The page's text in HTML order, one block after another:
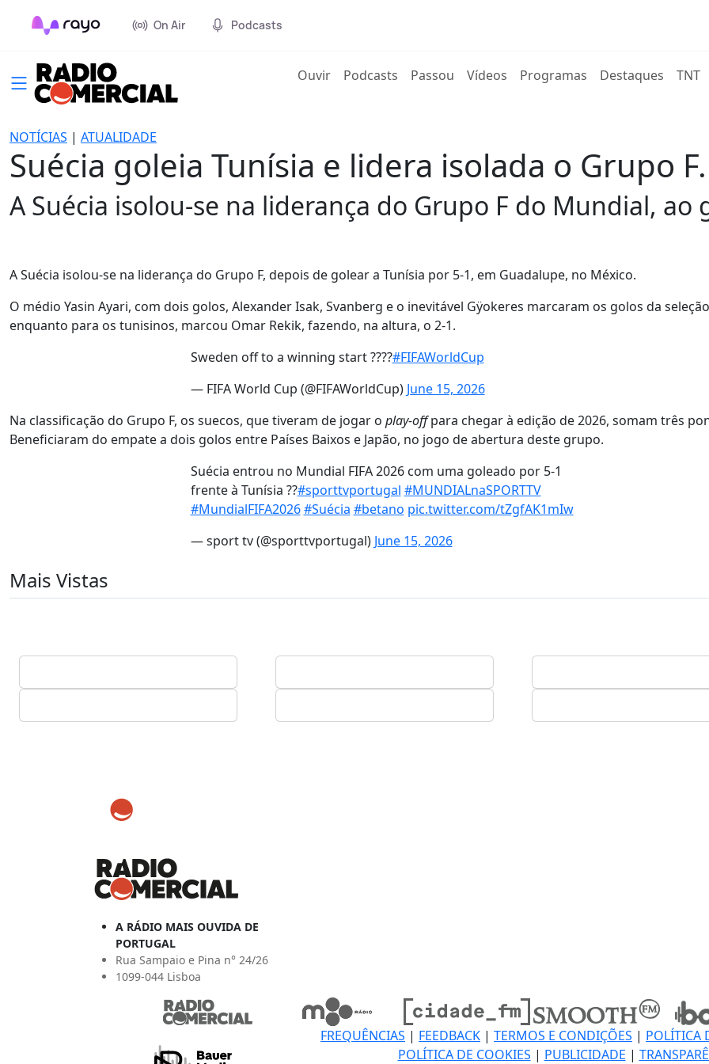
On Air Podcasts
Ouvir(current)
Podcasts Passou Vídeos Programas Destaques TNT
NOTÍCIAS | ATUALIDADE
Suécia goleia Tunísia e lidera isolada o Grupo
A Suécia isolou-se na liderança do Grupo F do Mundial, ao
A Suécia isolou-se na liderança do Grupo F, depois de golear a Tunísia por 5-1, em Guadalupe, no México.
O médio Yasin Ayari, com dois golos, Alexander Isak, Svanberg e o inevitável Gÿokeres marcaram os golos da
enquanto para os tunisinos, marcou Omar Rekik, fazendo, na altura, o 2-1.
Sweden off to a winning start ????#FIFAWorldCup
— FIFA World Cup (@FIFAWorldCup) June 15, 2026
Na classificação do Grupo F, os suecos, que tiveram de jogar o play-offpara chegar à edição de 2026, somam três
Beneficiaram do empate a dois golos entre Países Baixos e Japão, no jogo de abertura deste grupo.
Suécia entrou no Mundial FIFA 2026 com uma goleado por 5-1
frente à Tunísia ??#sporttvportugal #MUNDIALnaSPORTTV
#MundialFIFA2026 #Suécia #betano pic.twitter.com/tZgfAK1mIw
— sport tv (@sporttvportugal) June 15, 2026
Mais Vistas
A RÁDIO MAIS OUVIDA DE
PORTUGAL
Rua Sampaio e Pina n° 24/26
1099-044 Lisboa
FREQUÊNCIAS | FEEDBACK | TERMOS E CONDIÇÕES | POLÍTICA
POLÍTICA DE COOKIES | PUBLICIDADE |